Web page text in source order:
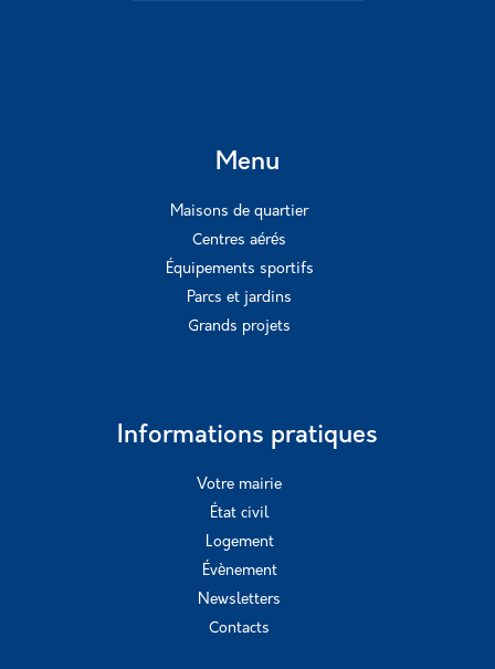
Menu
Maisons de quartier
Centres aérés
Équipements sportifs
Parcs et jardins
Grands projets
Informations pratiques
Votre mairie
État civil
Logement
Évènement
Newsletters
Contacts